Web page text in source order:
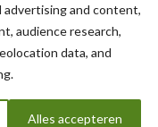
advertising and content,
audience research,
data, and
Alles accepteren
nieuwe